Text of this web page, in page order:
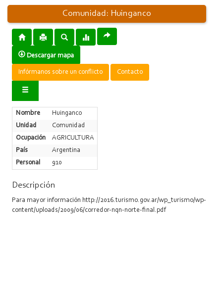
Comunidad: Huinganco
Descargar mapa
Infórmanos sobre un conflicto Contacto
Nombre
Huinganco
Unidad
Comunidad
Ocupación
AGRICULTURA
País
Argentina
Personal
910
Descripción
Para mayor información http://2016.turismo.gov.ar/wp_turismo/wp-
content/uploads/2009/06/corredor-nqn-norte-final.pdf